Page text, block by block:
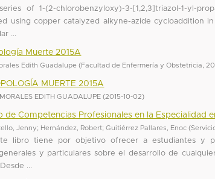
of 1-(2-chlorobenzyloxy)-3-[1,2,3]triazol-1-yl-
using copper catalyzed alkyne-azide cycloaddition
...
Muerte 2015A
Edith Guadalupe (Facultad de Enfermería y Obstetricia
MUERTE 2015A
EDITH GUADALUPE (2015-10-02)
de Competencias Profesionales en la Especialidad
Jenny; Hernández, Robert;Guitiérrez Pallares, Enoc (
libro tiene por objetivo ofrecer a estudiantes y
y particulares sobre el desarrollo de
...